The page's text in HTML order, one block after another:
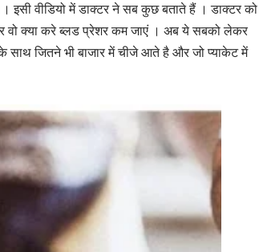
इसी वीडियो में डाक्टर ने सब कुछ बताते हैं । डाक्टर को
वो क्या करे ब्लड प्रेशर कम जाएं । अब ये सबको लेकर
जितने भी बाजार में चीजे आते है और जो प्याकेट में